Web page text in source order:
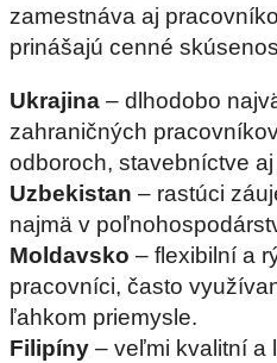
zamestnáva aj
prinášajú cenné
Ukrajina – dlhodobo
zahraničných
odboroch, stavebníctve
Uzbekistan – rastúci
najmä v
Moldavsko – flexibilní a
pracovníci, často
ľahkom priemysle.
Filipíny – veľmi kvalitní a